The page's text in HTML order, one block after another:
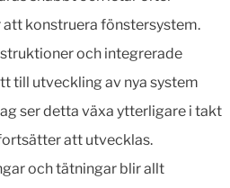
konstruera fönstersystem.
och integrerade
till utveckling av nya system
ser detta växa ytterligare i takt
att utvecklas.
och tätningar blir allt